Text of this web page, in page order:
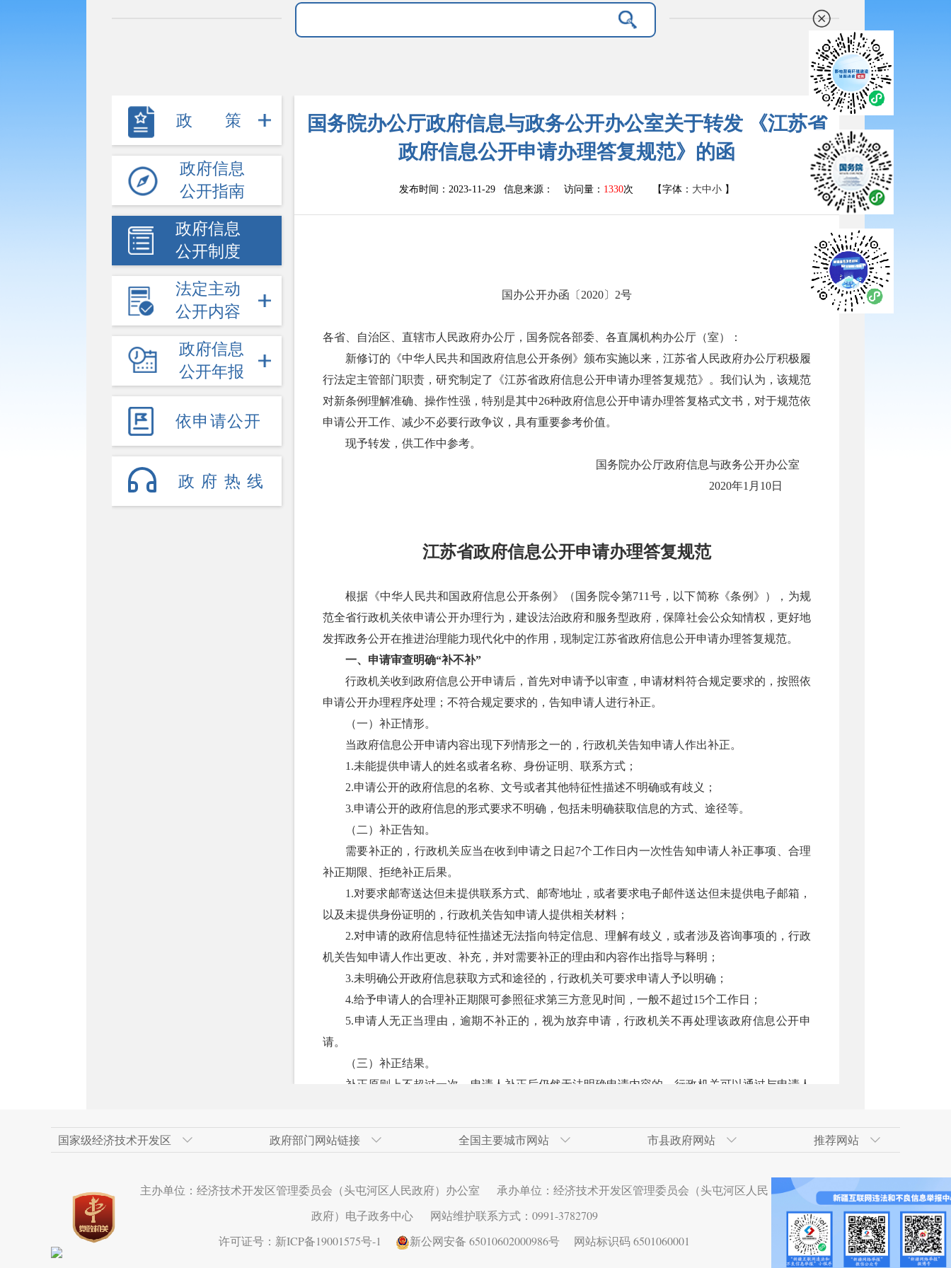
政策
政府信息
公开指南
政府信息
公开制度
法定主动
公开内容
政府信息
公开年报
依申请公开
政府热线
国务院办公厅政府信息与政务公开办公室关于转发 《江苏省
政府信息公开申请办理答复规范》的函
发布时间：2023-11-29 信息来源： 访问量： 1330次 【字体： 大中小 】
国办公开办函〔2020〕2号
各省、自治区、直辖市人民政府办公厅，国务院各部委、各直属机构办公厅（室）：
新修订的《中华人民共和国政府信息公开条例》颁布实施以来，江苏省人民政府办公厅积极履
行法定主管部门职责，研究制定了《江苏省政府信息公开申请办理答复规范》。我们认为，该规范
对新条例理解准确、操作性强，特别是其中26种政府信息公开申请办理答复格式文书，对于规范依
申请公开工作、减少不必要行政争议，具有重要参考价值。
现予转发，供工作中参考。
国务院办公厅政府信息与政务公开办公室
2020年1月10日
江苏省政府信息公开申请办理答复规范
根据《中华人民共和国政府信息公开条例》（国务院令第711号，以下简称《条例》），为规
范全省行政机关依申请公开办理行为，建设法治政府和服务型政府，保障社会公众知情权，更好地
发挥政务公开在推进治理能力现代化中的作用，现制定江苏省政府信息公开申请办理答复规范。
一、申请审查明确“补不补”
行政机关收到政府信息公开申请后，首先对申请予以审查，申请材料符合规定要求的，按照依
申请公开办理程序处理；不符合规定要求的，告知申请人进行补正。
（一）补正情形。
当政府信息公开申请内容出现下列情形之一的，行政机关告知申请人作出补正。
1.未能提供申请人的姓名或者名称、身份证明、联系方式；
2.申请公开的政府信息的名称、文号或者其他特征性描述不明确或有歧义；
3.申请公开的政府信息的形式要求不明确，包括未明确获取信息的方式、途径等。
（二）补正告知。
需要补正的，行政机关应当在收到申请之日起7个工作日内一次性告知申请人补正事项、合理
补正期限、拒绝补正后果。
1.对要求邮寄送达但未提供联系方式、邮寄地址，或者要求电子邮件送达但未提供电子邮箱，
以及未提供身份证明的，行政机关告知申请人提供相关材料；
2.对申请的政府信息特征性描述无法指向特定信息、理解有歧义，或者涉及咨询事项的，行政
机关告知申请人作出更改、补充，并对需要补正的理由和内容作出指导与释明；
3.未明确公开政府信息获取方式和途径的，行政机关可要求申请人予以明确；
4.给予申请人的合理补正期限可参照征求第三方意见时间，一般不超过15个工作日；
5.申请人无正当理由，逾期不补正的，视为放弃申请，行政机关不再处理该政府信息公开申
请。
（三）补正结果。
补正原则上不超过一次，申请人补正后仍然无法明确申请内容的，行政机关可以通过与申请人
作出无法提供决定。申请人放弃补正后，行政机关对该政府信息公开申请不再处理。
二、职责区分判断“该不该”
定是否作为政府信息公开申请处理，以及如何处理该申请。
（一）不作为政府信息公开申请处理。
申请人以政府信息公开申请的形式进行信访、投诉、举报等活动，行政机关应当告知申请人不
国家级经济技术开发区 政府部门网站链接 全国主要城市网站 市县政府网站 推荐网站
合肥经济技术开发区
长沙经济技术开发区
呼和浩特经济技术开发区 西安经济技术开发区 昆明经济技术开发区
贵阳经济技术开发区
苏州工业园区
海南洋浦经济开发区 秦皇岛经济技术开发区 连云港经济技术开发区
湛江经济技术开发区
温州经济技术开发区
营口经济技术开发区 武汉经济技术开发区 芜湖经济技术开发区 大亚湾经济技术开发区
吐鲁番地区政府网
克拉玛依市政府网
南京市
成都市
西安市 长春市 济南市
杭州市
宁波市
深圳市
区）
天山区
沙依巴克区
水磨沟区
乌鲁木齐县
主办单位：经济技术开发区管理委员会（头屯河区人民政府）办公室
承办单位：经济技术开发区管理委员会（头屯河区人民
政府）电子政务中心
网站维护联系方式：0991-3782709
许可证号：新ICP备19001575号-1
新公网安备 65010602000986号 网站标识码 6501060001